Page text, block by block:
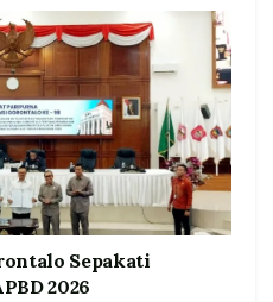
Sepakati
2026